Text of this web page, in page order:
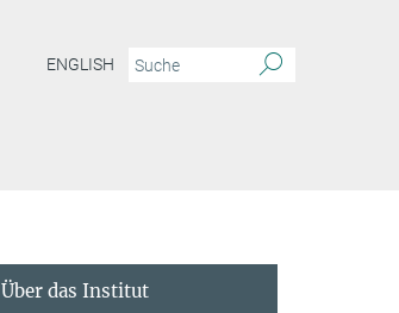
ENGLISH
Über das Institut